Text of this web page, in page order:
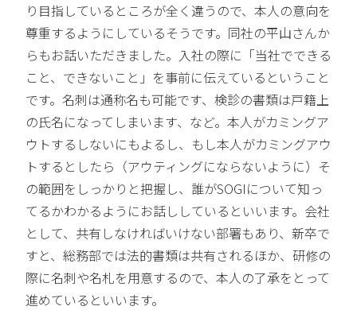
り目指しているところが全く違うので、本人の意向を
尊重するようにしているそうです。同社の平山さんか
らもお話いただきました。入社の際に「当社でできる
こと、できないこと」を事前に伝えているということ
です。名刺は通称名も可能です、検診の書類は戸籍上
の氏名になってしまいます、など。本人がカミングア
ウトするしないにもよるし、もし本人がカミングアウ
トするとしたら（アウティングにならないように）そ
の範囲をしっかりと把握し、誰がSOGIについて知っ
てるかわかるようにお話ししているといいます。会社
として、共有しなければいけない部署もあり、新卒で
すと、総務部では法的書類は共有されるほか、研修の
際に名刺や名札を用意するので、本人の了承をとって
進めているといいます。